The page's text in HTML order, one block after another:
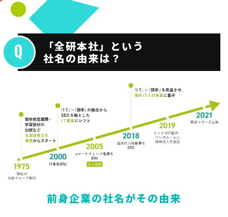
「全研本社」という
社名の由来は？
前身企業の社名がその由来